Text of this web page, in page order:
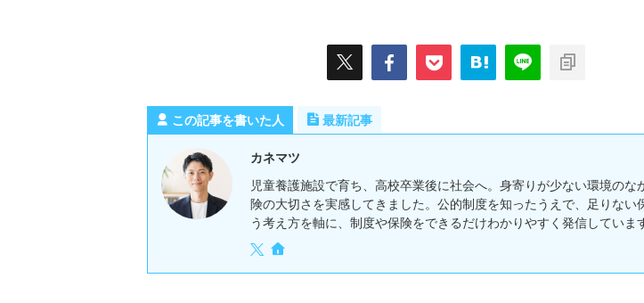
この記事を書いた人 最新記事
カネマツ
児童養護施設で育ち、高校卒業後に社会へ。身寄りが少ない環境のな
険の大切さを実感してきました。公的制度を知ったうえで、足りない
う考え方を軸に、制度や保険をできるだけわかりやすく発信していま